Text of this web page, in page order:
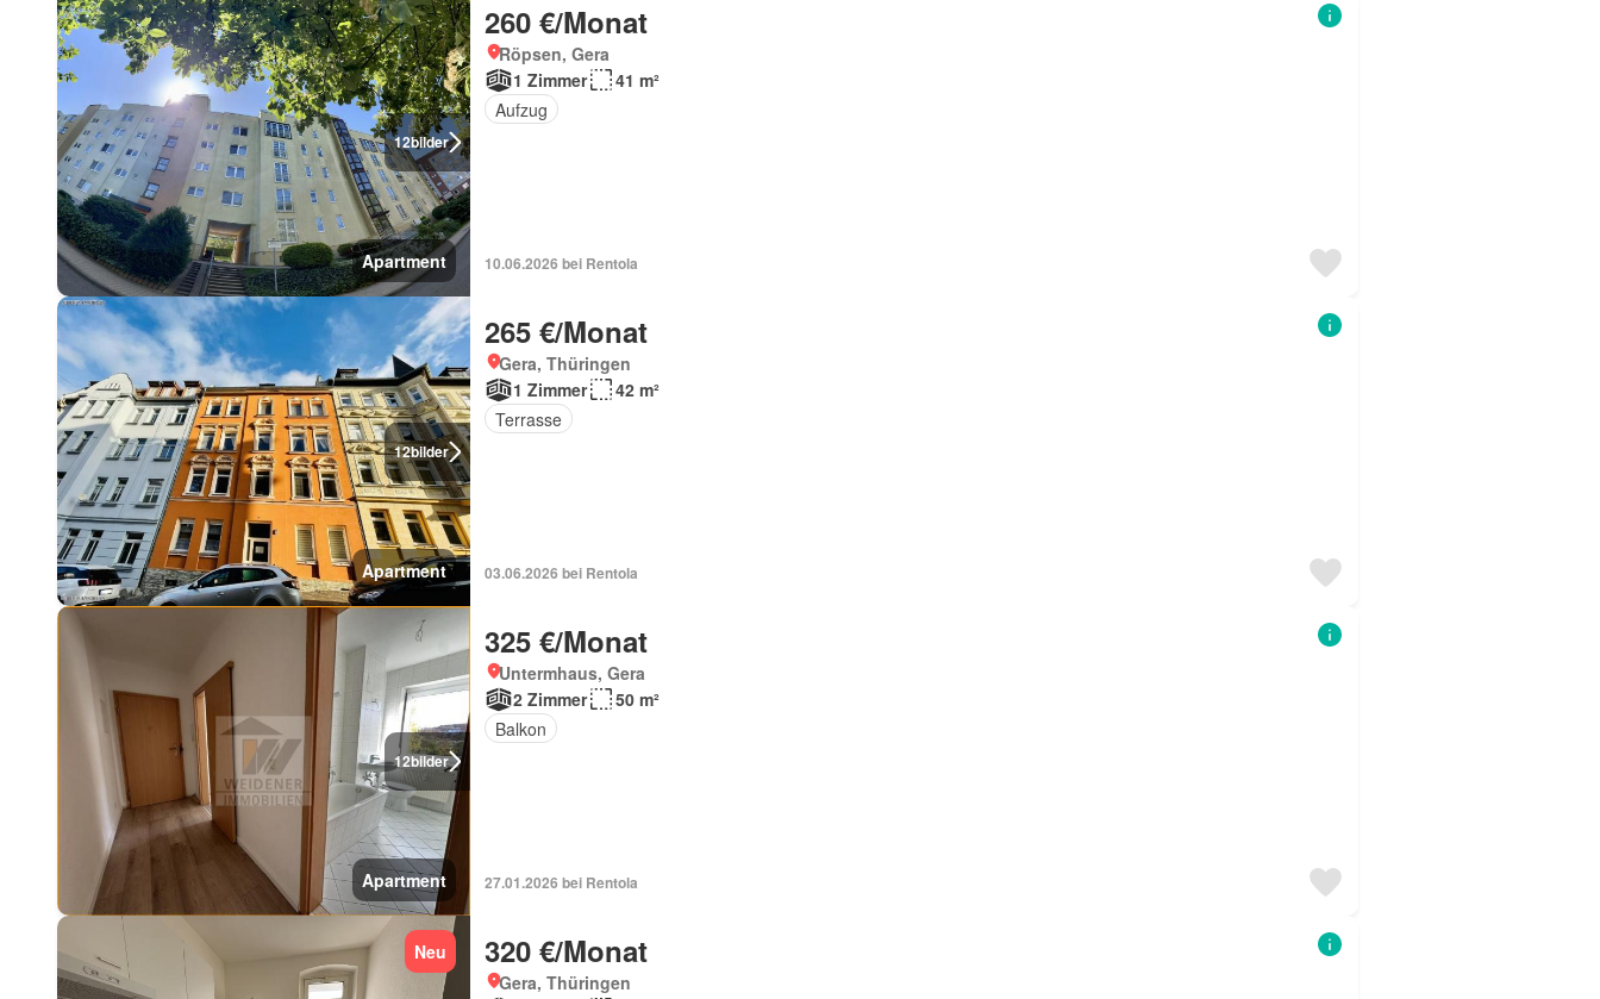
12bilder
Apartment
260 €/Monat
Röpsen, Gera
1 Zimmer
41 m²
Aufzug
10.06.2026 bei Rentola
12bilder
Apartment
265 €/Monat
Gera, Thüringen
1 Zimmer
42 m²
Terrasse
03.06.2026 bei Rentola
12bilder
Apartment
325 €/Monat
Untermhaus, Gera
2 Zimmer
50 m²
Balkon
27.01.2026 bei Rentola
Neu 320 €/Monat
Gera, Thüringen